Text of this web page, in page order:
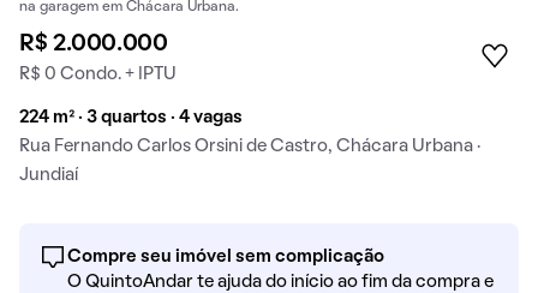
na garagem em Chácara Urbana.
R$ 2.000.000
R$ 0 Condo. + IPTU
224 m² · 3 quartos · 4 vagas
Rua Fernando Carlos Orsini de Castro, Chácara Urbana ·
Jundiaí
Compre seu imóvel sem complicação
O QuintoAndar te ajuda do início ao fim da compra e